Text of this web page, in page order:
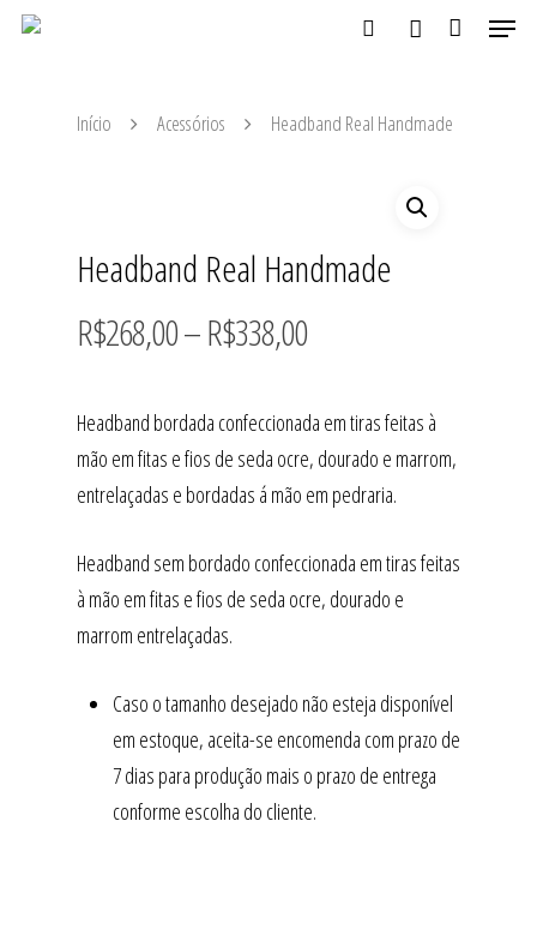
Início Acessórios Headband Real Handmade
Headband Real Handmade
R$268,00–R$338,00
Headband bordada confeccionada em tiras feitas à
mão em fitas e fios de seda ocre, dourado e marrom,
entrelaçadas e bordadas á mão em pedraria.
Headband sem bordado confeccionada em tiras feitas
à mão em fitas e fios de seda ocre, dourado e
marrom entrelaçadas.
Caso o tamanho desejado não esteja disponível
em estoque, aceita-se encomenda com prazo de
7 dias para produção mais o prazo de entrega
conforme escolha do cliente.